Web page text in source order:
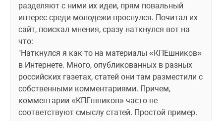
разделяют с ними их идеи, прям повальный
интерес среди молодежи проснулся. Почитал их
сайт, поискал мнения, сразу наткнулся вот на
что:
"Наткнулся я как-то на материалы «КПЕшников»
в Интернете. Много, опубликованных в разных
российских газетах, статей они там разместили с
собственными комментариями. Причем,
комментарии «КПЕшников» часто не
соответствуют смыслу статей. Простой пример.